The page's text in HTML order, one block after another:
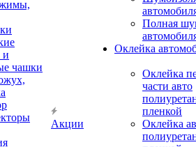
и
чашки
Акции
Полная
Оклейка
Оклейка
части авто
пленкой
Оклейка